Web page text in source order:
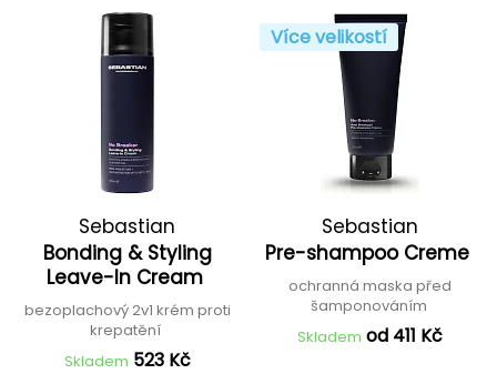
Sebastian
Bonding & Styling
Leave-In Cream
bezoplachový 2v1 krém proti
krepatění
Skladem 523 Kč
Více velikostí
Sebastian
Pre-shampoo Creme
ochranná maska před
šamponováním
Skladem od 411 Kč